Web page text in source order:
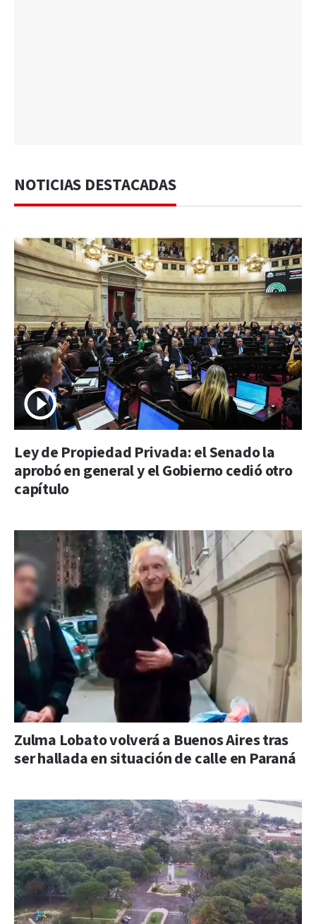
NOTICIAS DESTACADAS
Ley de Propiedad Privada: el Senado la
aprobó en general y el Gobierno cedió otro
capítulo
Zulma Lobato volverá a Buenos Aires tras
ser hallada en situación de calle en Paraná